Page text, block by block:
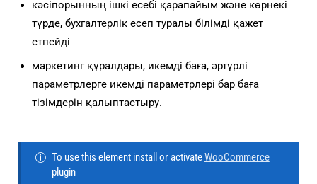
кәсіпорынның ішкі есебі қарапайым және көрнекі
түрде, бухгалтерлік есеп туралы білімді қажет
етпейді
маркетинг құралдары, икемді баға, әртүрлі
параметрлерге икемді параметрлері бар баға
тізімдерін қалыптастыру.
To use this element install or activateWooCommerce
plugin